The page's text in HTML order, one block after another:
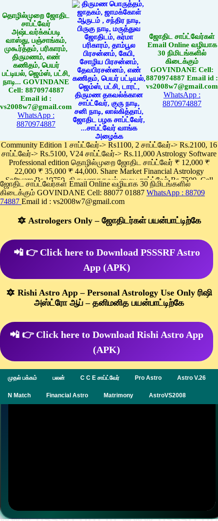
தொழில்முறை ஜோதிட
சாப்ட்வேர்
அஷ்டவர்க்கப்படி
வாஸ்து, பஞ்சாங்கம்,
முகூர்த்தம், பரிகாரம்,
திருமணம், எண்
கணிதம், பெயர்
பட்டியல், ஜெம்ஸ், பட்சி,
நாடி... GOVINDANE
Cell: 8870974887
Email id :
vs2008w7@gmail.com
WhatsApp :
8870974887
ஜோதிட சாப்ட்வேர்கள்
Email Online வழியாக
30 நிமிடங்களில்
கிடைக்கும்
GOVINDANE Cell:
8870974887 Email id :
vs2008w7@gmail.com
WhatsApp :
8870974887
Community Edition 1 சாப்ட்வேர்-> Rs1100, 2 சாப்ட்வேர்-> Rs.2100, 16
சாப்ட்வேர்-> Rs.5100, V24 சாப்ட்வேர்-> Rs.11,000 Astrology Software
Professional edition தொழில்முறை ஜோதிட சாப்ட்வேர் ₹ 12,000 ₹
22,000 ₹ 35,000 ₹ 44,000. Share Market Financial Astrology
Software Rs.19750, திருமணதகவல் மைய சாப்ட்வேர் Rs.7500, Cell
Phone App Rs. 1100
Pay online
ஜோதிட சாப்ட்வேர்கள் Email Online வழியாக 30 நிமிடங்களில்
கிடைக்கும் GOVINDANE Cell: 88077 01887 WhatsApp : 88709
74887 Email id : vs2008w7@gmail.com
🔯 Astrologers Only – ஜோதிடர்கள் பயன்பாட்டிற்கே
📲 👉 Click here to Download PSSSRF Astro
App (APK)
🔯 Rishi Astro App – Personal Astrology Use Only ரிஷி
அஸ்ட்ரோ ஆப் – தனிமனித பயன்பாட்டிற்கே
📲 👉 Click here to Download Rishi Astro App
(APK)
முதல் பக்கம் பலன் C C E சாப்ட்வேர் Pro Astro Astro V.26
N Match Financial Astro Matrimony AstroVS2008